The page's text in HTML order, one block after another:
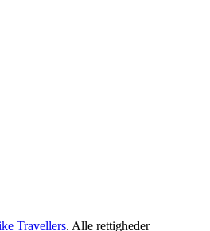
Travellers. Alle rettigheder